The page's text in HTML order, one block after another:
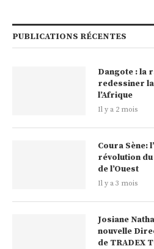
PUBLICATIONS RÉCENTES
Dangote : la
redessiner
l’Afrique
Il y a 2 mois
Coura Sène:
révolution
de l’Ouest
Il y a 3 mois
Josiane
nouvelle
de TRADEX